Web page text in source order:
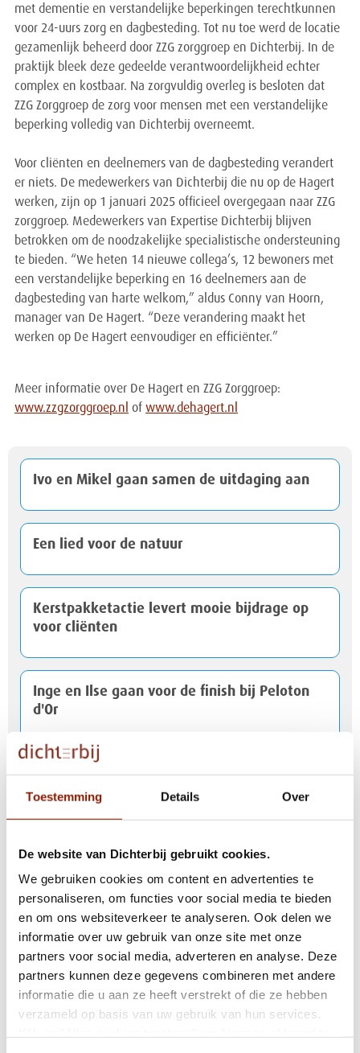
Toestemming Details Over
De website van Dichterbij gebruikt cookies.
We gebruiken cookies om content en advertenties te
personaliseren, om functies voor social media te bieden
en om ons websiteverkeer te analyseren. Ook delen we
informatie over uw gebruik van onze site met onze
partners voor social media, adverteren en analyse. Deze
partners kunnen deze gegevens combineren met andere
informatie die u aan ze heeft verstrekt of die ze hebben
verzameld op basis van uw gebruik van hun services.
Ivo en Mikel gaan samen de uitdaging aan
Een lied voor de natuur
Kerstpakketactie levert mooie bijdrage op
voor cliënten
Inge en Ilse gaan voor de finish bij Peloton
d'Or
Risselthof in Horst officieel geopend
Fijn wonen begint met elkaar weten te
vinden
Nationaal Hitteplan actief
met dementie en verstandelijke beperkingen terechtkunnen
voor 24-uurs zorg en dagbesteding. Tot nu toe werd de locatie
gezamenlijk beheerd door ZZG zorggroep en Dichterbij. In de
praktijk bleek deze gedeelde verantwoordelijkheid echter
complex en kostbaar. Na zorgvuldig overleg is besloten dat
ZZG Zorggroep de zorg voor mensen met een verstandelijke
beperking volledig van Dichterbij overneemt.
Voor cliënten en deelnemers van de dagbesteding verandert
er niets. De medewerkers van Dichterbij die nu op de Hagert
werken, zijn op 1 januari 2025 officieel overgegaan naar ZZG
zorggroep. Medewerkers van Expertise Dichterbij blijven
betrokken om de noodzakelijke specialistische ondersteuning
te bieden. “We heten 14 nieuwe collega’s, 12 bewoners met
een verstandelijke beperking en 16 deelnemers aan de
dagbesteding van harte welkom,” aldus Conny van Hoorn,
manager van De Hagert. “Deze verandering maakt het
werken op De Hagert eenvoudiger en efficiënter.”
Meer informatie over De Hagert en ZZG Zorggroep:
www.zzgzorggroep.nl of www.dehagert.nl